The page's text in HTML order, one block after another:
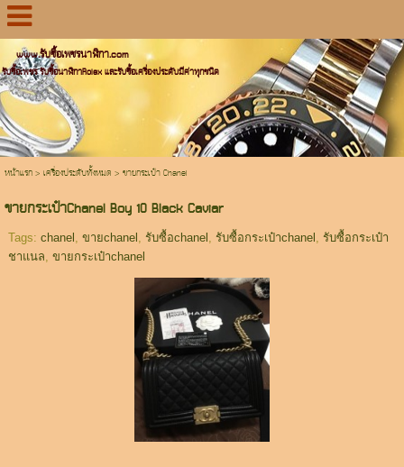
www.รับซื้อเพชรนาฬิกา.com
รับซื้อเพชร รับซื้อนาฬิกาRolex และรับซื้อเครื่องประดับมีค่าทุกชนิด
หน้าแรก> เครื่องประดับทั้งหมด > ขายกระเป๋า Chanel
ขายกระเป๋าChanel Boy 10 Black Caviar
Tags: chanel ขายchanel รับซื้อchanel รับซื้อกระเป๋าchanel รับซื้อกระเป๋า
ชาแนล ขายกระเป๋าchanel